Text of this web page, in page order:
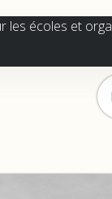
les écoles et